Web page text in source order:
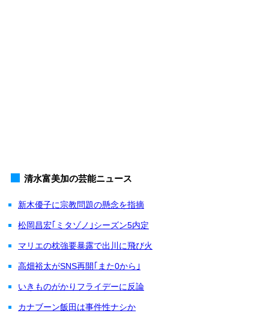
清水富美加の芸能ニュース
新木優子に宗教問題の懸念を指摘
松岡昌宏｢ミタゾノ｣シーズン5内定
マリエの枕強要暴露で出川に飛び火
高畑裕太がSNS再開｢また0から｣
いきものがかりフライデーに反論
カナブーン飯田は事件性ナシか